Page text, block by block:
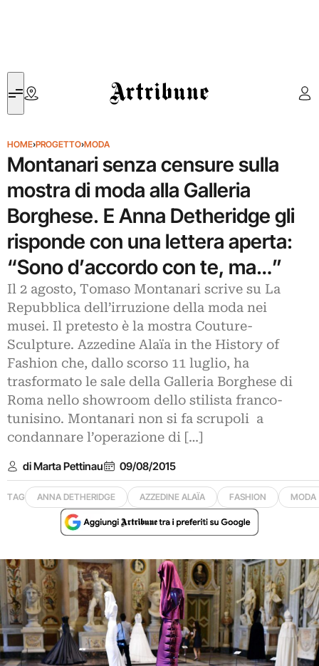
Artribune
HOME›PROGETTO›MODA
Montanari senza censure sulla
mostra di moda alla Galleria
Borghese. E Anna Detheridge gli
risponde con una lettera aperta:
“Sono d’accordo con te, ma…”
Il 2 agosto, Tomaso Montanari scrive su La
Repubblica dell’irruzione della moda nei
musei. Il pretesto è la mostra Couture-
Sculpture. Azzedine Alaïa in the History of
Fashion che, dallo scorso 11 luglio, ha
trasformato le sale della Galleria Borghese di
Roma nello showroom dello stilista franco-
tunisino. Montanari non si fa scrupoli a
condannare l’operazione di […]
di Marta Pettinau 09/08/2015
TAG ANNA DETHERIDGE AZZEDINE ALAÏA FASHION MODA